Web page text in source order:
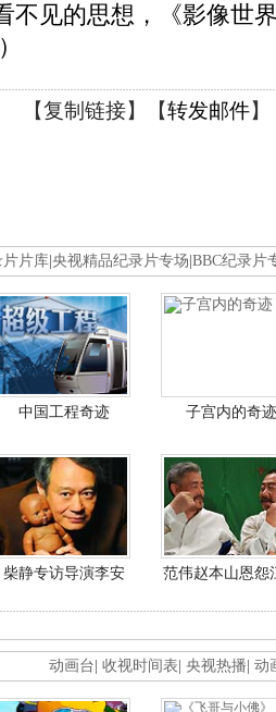
不见的思想，《影像世
【复制链接】【转发邮件】
片片库 央视精品纪录片专场 BBC纪录片
中国工程奇迹 子宫内的奇迹
柴静专访导演李安 范伟赵本山恩怨
动画台 收视时间表 央视热播 动